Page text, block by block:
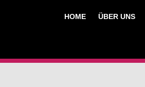
HOME ÜBER UNS